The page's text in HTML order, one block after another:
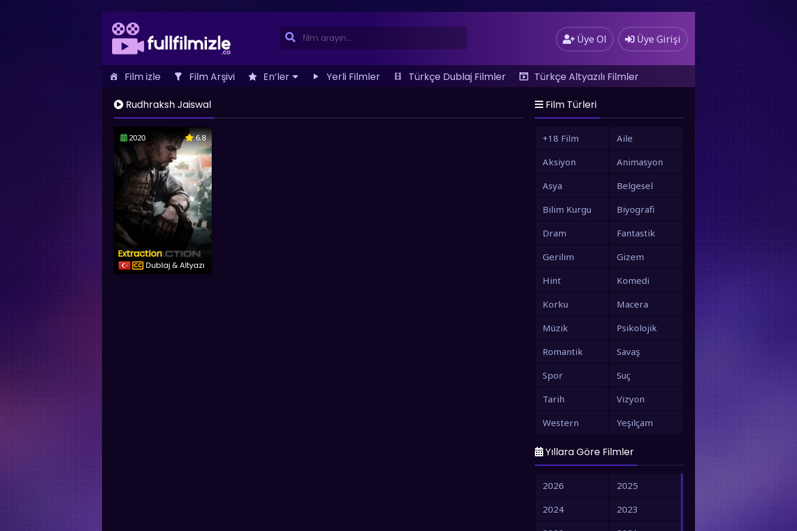
Üye Ol Üye Girişi
Film izle Film Arşivi En’ler Yerli Filmler Türkçe Dublaj Filmler
Türkçe Altyazılı Filmler
İletişim
Rudhraksh Jaiswal
2020 6.8
Extraction
Dublaj & Altyazı
Film Türleri
+18 Film
Aile
Aksiyon
Animasyon
Asya
Belgesel
Bilim Kurgu
Biyografi
Dram
Fantastik
Gerilim
Gizem
Hint
Komedi
Korku
Macera
Müzik
Psikolojik
Romantik
Savaş
Spor
Suç
Tarih
Vizyon
Western
Yeşilçam
Yıllara Göre Filmler
2026
2025
2024
2023